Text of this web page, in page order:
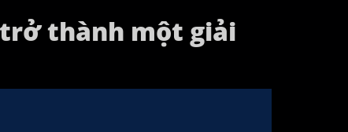
thành một giải